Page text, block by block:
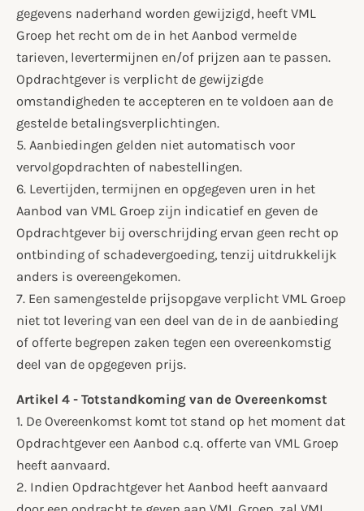
gegevens naderhand worden gewijzigd, heeft VML
Groep het recht om de in het Aanbod vermelde
tarieven, levertermijnen en/of prijzen aan te passen.
Opdrachtgever is verplicht de gewijzigde
omstandigheden te accepteren en te voldoen aan de
gestelde betalingsverplichtingen.
5. Aanbiedingen gelden niet automatisch voor
vervolgopdrachten of nabestellingen.
6. Levertijden, termijnen en opgegeven uren in het
Aanbod van VML Groep zijn indicatief en geven de
Opdrachtgever bij overschrijding ervan geen recht op
ontbinding of schadevergoeding, tenzij uitdrukkelijk
anders is overeengekomen.
7. Een samengestelde prijsopgave verplicht VML Groep
niet tot levering van een deel van de in de aanbieding
of offerte begrepen zaken tegen een overeenkomstig
deel van de opgegeven prijs.
Artikel 4 - Totstandkoming van de Overeenkomst
1. De Overeenkomst komt tot stand op het moment dat
Opdrachtgever een Aanbod c.q. offerte van VML Groep
heeft aanvaard.
2. Indien Opdrachtgever het Aanbod heeft aanvaard